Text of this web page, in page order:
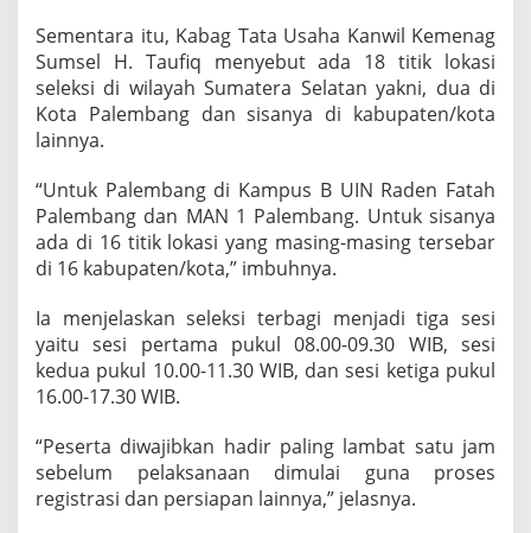
Sementara itu, Kabag Tata Usaha Kanwil Kemenag
Sumsel H. Taufiq menyebut ada 18 titik lokasi
seleksi di wilayah Sumatera Selatan yakni, dua di
Kota Palembang dan sisanya di kabupaten/kota
lainnya.
“Untuk Palembang di Kampus B UIN Raden Fatah
Palembang dan MAN 1 Palembang. Untuk sisanya
ada di 16 titik lokasi yang masing-masing tersebar
di 16 kabupaten/kota,” imbuhnya.
Ia menjelaskan seleksi terbagi menjadi tiga sesi
yaitu sesi pertama pukul 08.00-09.30 WIB, sesi
kedua pukul 10.00-11.30 WIB, dan sesi ketiga pukul
16.00-17.30 WIB.
“Peserta diwajibkan hadir paling lambat satu jam
sebelum pelaksanaan dimulai guna proses
registrasi dan persiapan lainnya,” jelasnya.